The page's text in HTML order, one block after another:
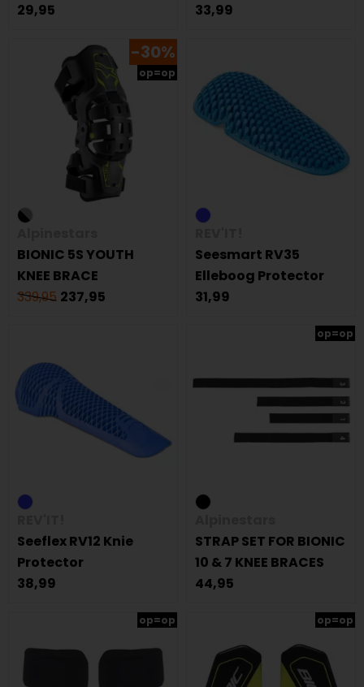
29,95
33,99
-30%
op=op
BIONIC 5S YOUTH
KNEE BRACE
339,95 237,95
Seesmart RV35
Elleboog Protector
31,99
Seeflex RV12 Knie
Protector
38,99
op=op
STRAP SET FOR BIONIC
10 & 7 KNEE BRACES
44,95
op=op op=op